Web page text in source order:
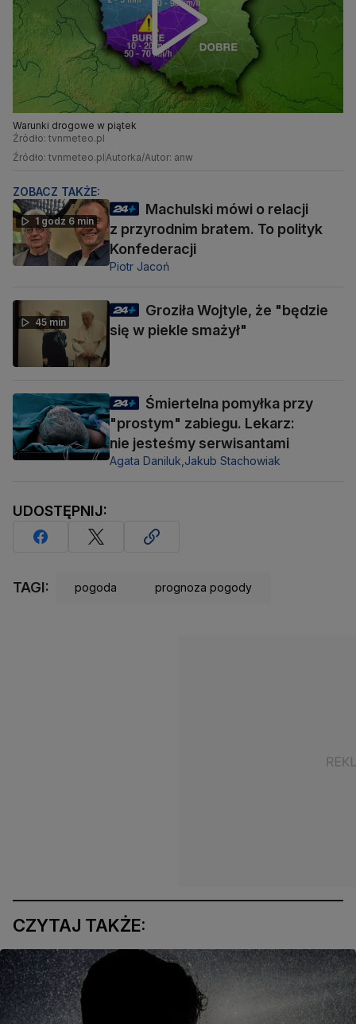
Warunki drogowe w piątek
Źródło: tvnmeteo.pl
Źródło: tvnmeteo.pl Autorka/Autor: anw
ZOBACZ TAKŻE:
1 godz 6 min
Machulski mówi o relacji
z przyrodnim bratem. To polityk
Konfederacji
Piotr Jacoń
45 min
Groziła Wojtyle, że "będzie
się w piekle smażył"
Śmiertelna pomyłka przy
"prostym" zabiegu. Lekarz:
nie jesteśmy serwisantami
Agata Daniluk, Jakub Stachowiak
UDOSTĘPNIJ:
TAGI: pogoda prognoza pogody
CZYTAJ TAKŻE: